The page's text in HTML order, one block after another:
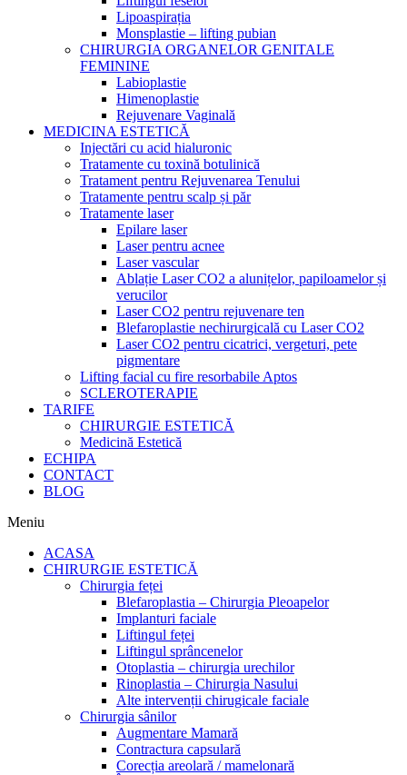
Lipoaspirația
Monsplastie – lifting pubian
CHIRURGIA ORGANELOR GENITALE
FEMININE
Labioplastie
Himenoplastie
Rejuvenare Vaginală
MEDICINA ESTETICĂ
Injectări cu acid hialuronic
Tratamente cu toxină botulinică
Tratament pentru Rejuvenarea Tenului
Tratamente pentru scalp și păr
Tratamente laser
Epilare laser
Laser pentru acnee
Laser vascular
Ablație Laser CO2 a alunițelor, papiloamelor și
verucilor
Laser CO2 pentru rejuvenare ten
Blefaroplastie nechirurgicală cu Laser CO2
Laser CO2 pentru cicatrici, vergeturi, pete
pigmentare
Lifting facial cu fire resorbabile Aptos
SCLEROTERAPIE
TARIFE
CHIRURGIE ESTETICĂ
Medicină Estetică
ECHIPA
CONTACT
BLOG
Meniu
ACASA
CHIRURGIE ESTETICĂ
Chirurgia feței
Blefaroplastia – Chirurgia Pleoapelor
Implanturi faciale
Liftingul feței
Liftingul sprâncenelor
Otoplastia – chirurgia urechilor
Rinoplastia – Chirurgia Nasului
Alte intervenții chirugicale faciale
Chirurgia sânilor
Augmentare Mamară
Contractura capsulară
Corecția areolară / mamelonară